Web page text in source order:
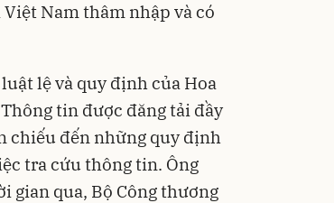
Nam thâm nhập và có
lệ và quy định của Hoa
tin được đăng tải đầy
chiếu đến những quy định
tra cứu thông tin. Ông
gian qua, Bộ Công thương